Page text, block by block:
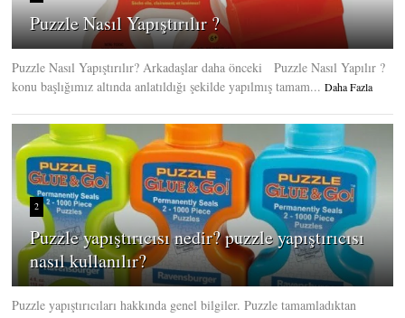
Puzzle Nasıl Yapıştırılır ?
Puzzle Nasıl Yapıştırılır? Arkadaşlar daha önceki Puzzle Nasıl Yapılır ?
konu başlığımız altında anlatıldığı şekilde yapılmış tamam... Daha Fazla
2
Puzzle yapıştırıcısı nedir? puzzle yapıştırıcısı
nasıl kullanılır?
Puzzle yapıştırıcıları hakkında genel bilgiler. Puzzle tamamladıktan